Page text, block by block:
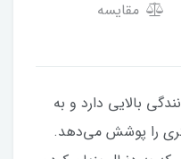
مقایسه
بالایی دارد و به
را پوشش می‌دهد.